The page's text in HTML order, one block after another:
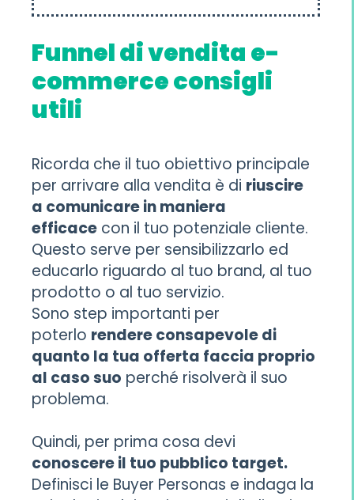
Funnel di vendita e-
commerce consigli
utili
Ricorda che il tuo obiettivo principale
per arrivare alla vendita è di riuscire
a comunicare in maniera
efficace con il tuo potenziale cliente.
Questo serve per sensibilizzarlo ed
educarlo riguardo al tuo brand, al tuo
prodotto o al tuo servizio.
Sono step importanti per
poterlo rendere consapevole di
quanto la tua offerta faccia proprio
al caso suo perché risolverà il suo
problema.
Quindi, per prima cosa devi
conoscere il tuo pubblico target.
Definisci le Buyer Personas e indaga la